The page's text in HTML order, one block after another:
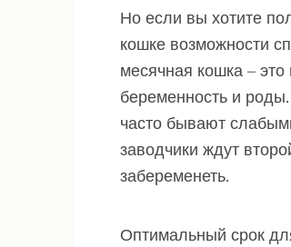
Но если вы хотите
кошке возможности
месячная кошка –
беременность и
часто бывают
заводчики ждут
забеременеть.
Оптимальный срок